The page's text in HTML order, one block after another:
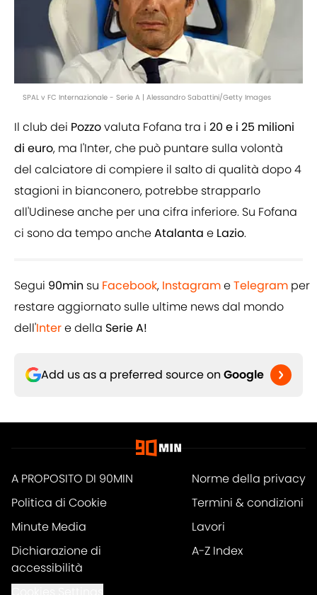
SPAL v FC Internazionale - Serie A | Alessandro Sabattini/Getty Images
Il club dei Pozzovaluta Fofana tra i 20 e i 25 milioni
di euro, ma l'Inter, che può puntare sulla volontà
del calciatore di compiere il salto di qualità dopo 4
stagioni in bianconero, potrebbe strapparlo
all'Udinese anche per una cifra inferiore. Su Fofana
ci sono da tempo ancheAtalanta e Lazio.
Segui 90min su Facebook, InstagrameTelegram per
restare aggiornato sulle ultime news dal mondo
dell'Intere della Serie A!
Add us as a preferred source on Google
A PROPOSITO DI 90MIN
Norme della privacy
Politica di Cookie
Termini & condizioni
Minute Media
Lavori
Dichiarazione di
accessibilità
A-Z Index